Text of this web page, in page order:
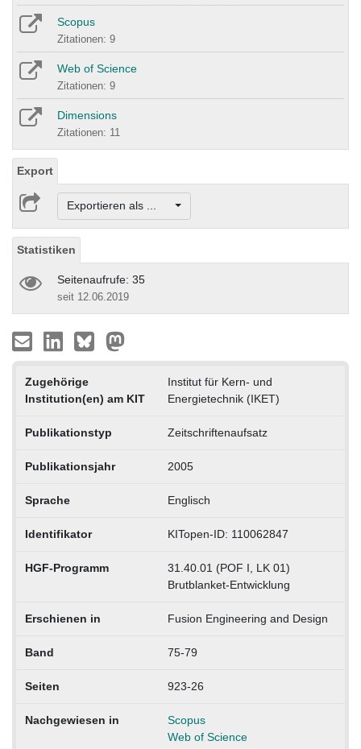
Scopus
Zitationen: 9
Web of Science
Zitationen: 9
Dimensions
Zitationen: 11
Export
Exportieren als ...
Statistiken
Seitenaufrufe: 35
seit 12.06.2019
Zugehörige
Institution(en) am KIT
Institut für Kern- und
Energietechnik (IKET)
Publikationstyp Zeitschriftenaufsatz
Publikationsjahr 2005
Sprache Englisch
Identifikator KITopen-ID: 110062847
HGF-Programm
31.40.01 (POF I, LK 01)
Brutblanket-Entwicklung
Erschienen in Fusion Engineering and Design
Band 75-79
Seiten 923-26
Nachgewiesen in
Scopus
Web of Science